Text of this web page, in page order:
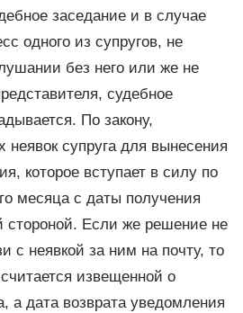
заседание и в случае
одного из супругов, не
без него или же не
судебное
По закону,
неявок супруга для вынесения
которое вступает в силу по
месяца с даты получения
стороной. Если же решение не
с неявкой за ним на почту, то
извещенной о
а дата возврата уведомления